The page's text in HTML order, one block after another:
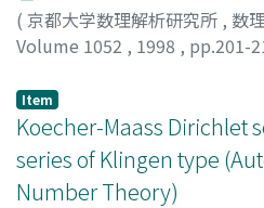
( 京都大学数理解析研究所 , 数
Volume 1052 , 1998 , pp.201-
Item
Koecher-Maass Dirichlet
series of Klingen type
Number Theory)